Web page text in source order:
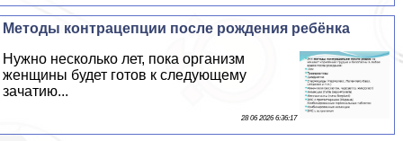
Методы кoнтpaцепции после рождения ребёнка
Нужно несколько лет, пока организм
женщины будет готов к следующему
зачатию...
28 06 2026 6:36:17